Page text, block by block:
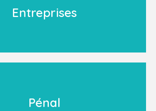
Entreprises
Pénal